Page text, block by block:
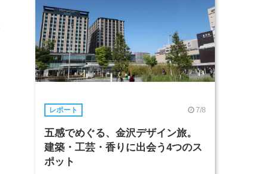
レポート 7/8
五感でめぐる、金沢デザイン旅。
建築・工芸・香りに出会う4つのス
ポット